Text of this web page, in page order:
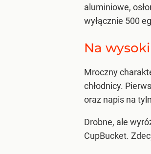
aluminiowe,
wyłącznie 500
Na
Mroczny
chłodnicy.
oraz napis na
Drobne, ale
CupBucket.